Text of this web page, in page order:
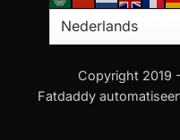
Copyright 2019
Fatdaddy